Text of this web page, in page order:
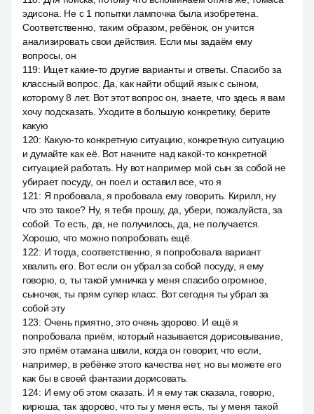
эдисона. Не с 1 попытки лампочка была изобретена.
Соответственно, таким образом, ребёнок, он учится
анализировать свои действия. Если мы задаём ему
вопросы, он
119: Ищет какие-то другие варианты и ответы. Спасибо за
классный вопрос. Да, как найти общий язык с сыном,
которому 8 лет. Вот этот вопрос он, знаете, что здесь я вам
хочу подсказать. Уходите в большую конкретику, берите
какую
120: Какую-то конкретную ситуацию, конкретную ситуацию
и думайте как её. Вот начните над какой-то конкретной
ситуацией работать. Ну вот например мой сын за собой не
убирает посуду, он поел и оставил все, что я
121 : Я пробовала, я пробовала ему говорить. Кирилл, ну
что это такое? Ну, я тебя прошу, да, убери, пожалуйста, за
собой. То есть, да, не получилось, да, не получается.
Хорошо, что можно попробовать ещё.
122: И тогда, соответственно, я попробовала вариант
хвалить его. Вот если он убрал за собой посуду, я ему
говорю, о, ты такой умничка у меня спасибо огромное,
сыночек, ты прям супер класс. Вот сегодня ты убрал за
собой эту
123: Очень приятно, это очень здорово. И ещё я
попробовала приём, который называется дорисовывание,
это приём отамана швили, когда он говорит, что если,
например, в ребёнке этого качества нет, но вы можете его
как бы в своей фантазии дорисовать.
124: И ему об этом сказать. И я ему так сказала, говорю,
кирюша, так здорово, что ты у меня есть, ты у меня такой